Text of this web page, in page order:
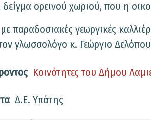
δείγμα ορεινού χωριού, που η
παραδοσιακές γεωργικές
γλωσσολόγο κ. Γεώργιο
Κοινότητες του Δήμου
Δ.Ε. Υπάτης